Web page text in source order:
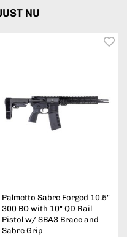
NU
Palmetto Sabre Forged 10.5"
300 BO with 10" QD Rail
Pistol w/ SBA3 Brace and
Sabre Grip